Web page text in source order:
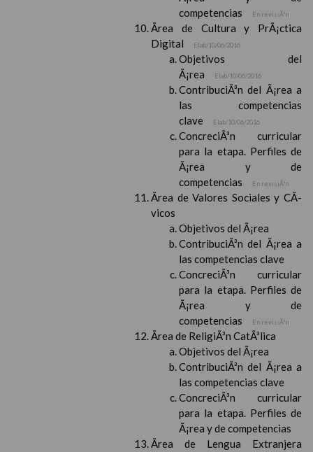
competencias
En revisiÃ³n
Ãrea de Cultura y PrÃ¡ctica
Digital
Elab/10/06/2016
Objetivos del
Ã¡rea
Elab/10/06/2016
ContribuciÃ³n del Ã¡rea a
las competencias
clave
Elab/10/06/2016
ConcreciÃ³n curricular
para la etapa. Perfiles de
Ã¡rea y de
competencias
En revisiÃ³n
Ãrea de Valores Sociales y CÃ­
vicos
Objetivos del Ã¡rea
ContribuciÃ³n del Ã¡rea a
las competencias clave
ConcreciÃ³n curricular
para la etapa. Perfiles de
Ã¡rea y de
competencias
En revisiÃ³n
Ãrea de ReligiÃ³n CatÃ³lica
Objetivos del Ã¡rea
ContribuciÃ³n del Ã¡rea a
las competencias clave
ConcreciÃ³n curricular
para la etapa. Perfiles de
Ã¡rea y de competencias
Ãrea de Lengua Extranjera